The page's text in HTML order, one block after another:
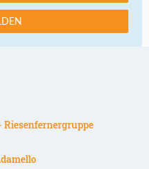
Riesenfernergruppe